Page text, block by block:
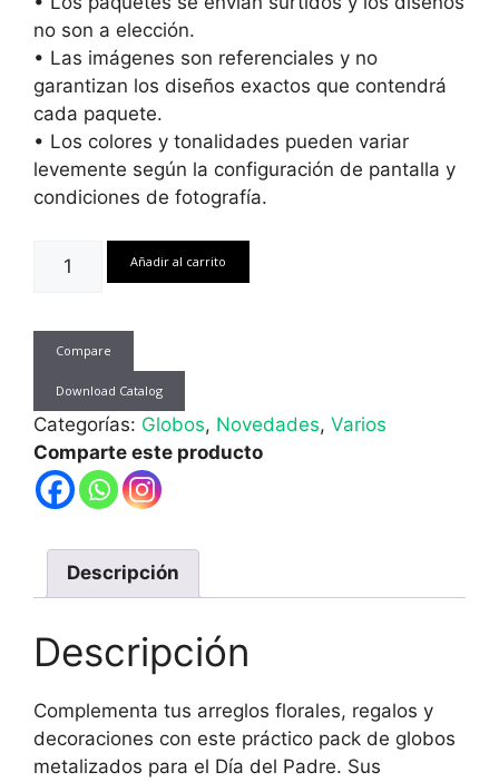
no son a elección.
• Las imágenes son referenciales y no
garantizan los diseños exactos que contendrá
cada paquete.
• Los colores y tonalidades pueden variar
levemente según la configuración de pantalla y
condiciones de fotografía.
Metalizado
del
Padre
10
Unid.
cantidad
Añadir al carrito
Compare
Download Catalog
Categorías: Globos, Novedades, Varios
Comparte este producto
Descripción
Descripción
Complementa tus arreglos florales, regalos y
decoraciones con este práctico pack de globos
metalizados para el Día del Padre. Sus